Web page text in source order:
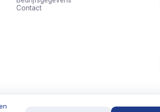
Contact